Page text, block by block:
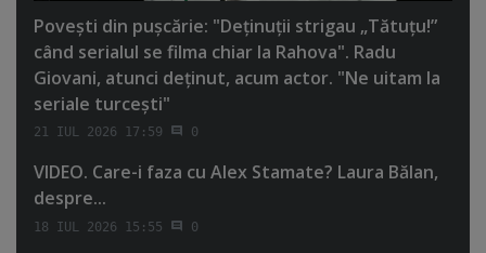
Poveşti din puşcărie: "Deţinuţii strigau „Tătuţu!”
când serialul se filma chiar la Rahova". Radu
Giovani, atunci deţinut, acum actor. "Ne uitam la
seriale turceşti"
21 IUL 2026 17:59 0
VIDEO. Care-i faza cu Alex Stamate? Laura Bălan,
despre...
18 IUL 2026 15:55 0